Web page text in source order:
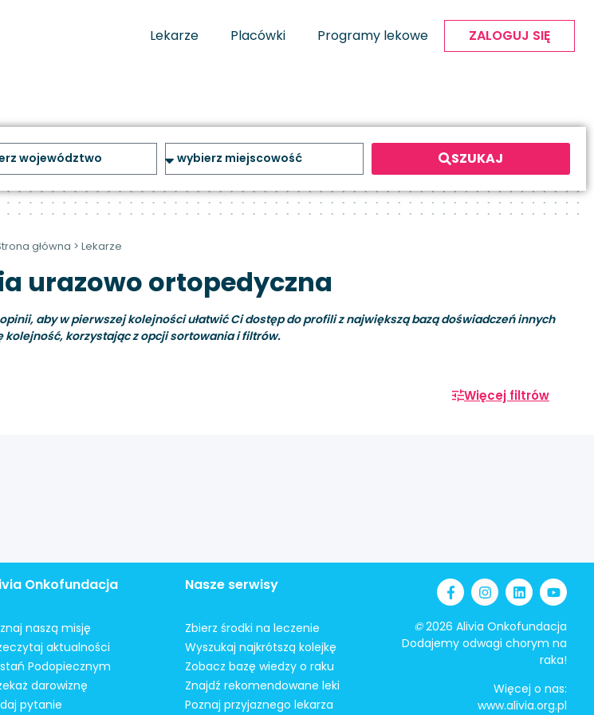
Lekarze Placówki Programy lekowe ZALOGUJ SIĘ
SZUKAJ
główna > Lekarze
urazowo ortopedyczna
aby w pierwszej kolejności ułatwić Ci dostęp do profili z największą bazą doświadczeń innych
kolejność, korzystając z opcji sortowania i filtrów.
Więcej filtrów
Onkofundacja
naszą misję
aktualności
Podopiecznym
darowiznę
pytanie
Nasze serwisy
Zbierz środki na leczenie
Wyszukaj najkrótszą kolejkę
Zobacz bazę wiedzy o raku
Znajdź rekomendowane leki
Poznaj przyjaznego lekarza
©2026 Alivia Onkofundacja
Dodajemy odwagi chorym na
raka!
Więcej o nas:
www.alivia.org.pl